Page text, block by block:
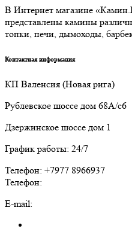
В Интернет магазине
представлены камины
топки, печи, дымоходы,
Контактная информация
КП Валенсия (Новая рига)
Рублевское шоссе дом 68А/с6
Дзержинское шоссе дом 1
График работы: 24/7
Телефон: +7977 8966937
Телефон:
E-mail: